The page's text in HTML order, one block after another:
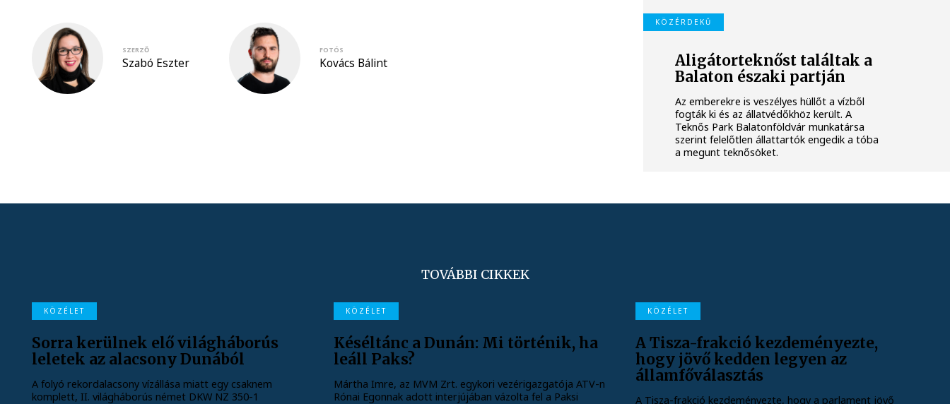
SZERZŐ
Szabó Eszter
FOTÓS
Kovács Bálint
KÖZÉRDEKŰ
Aligátorteknőst találtak a
Balaton északi partján
Az emberekre is veszélyes hüllőt a vízből
fogták ki és az állatvédőkhöz került. A
Teknős Park Balatonföldvár munkatársa
szerint felelőtlen állattartók engedik a tóba
a megunt teknősöket.
TOVÁBBI CIKKEK
KÖZÉLET
Sorra kerülnek elő világháborús
leletek az alacsony Dunából
A folyó rekordalacsony vízállása miatt egy csaknem
komplett, II. világháborús német DKW NZ 350-1
KÖZÉLET
Késéltánc a Dunán: Mi történik, ha
leáll Paks?
Mártha Imre, az MVM Zrt. egykori vezérigazgatója ATV-n
Rónai Egonnak adott interjújában vázolta fel a Paksi
KÖZÉLET
A Tisza-frakció kezdeményezte,
hogy jövő kedden legyen az
államfőválasztás
A Tisza-frakció kezdeményezte, hogy a parlament jövő